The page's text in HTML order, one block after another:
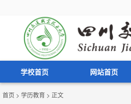
学校首页 网站首页
首页 > 学历教育 > 正文